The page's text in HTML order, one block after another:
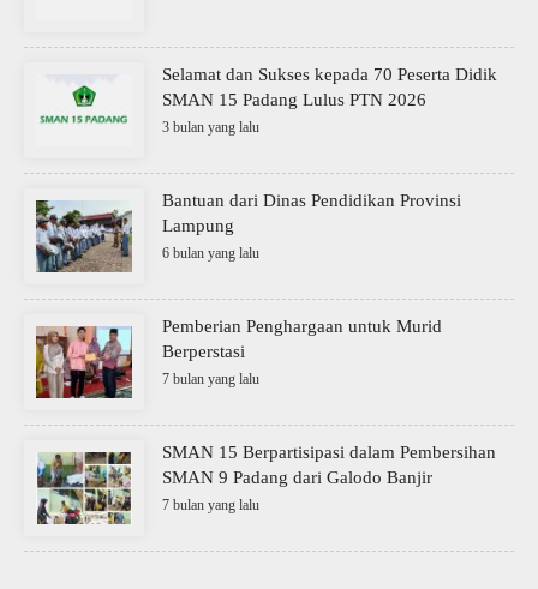
Selamat dan Sukses kepada 70 Peserta Didik
SMAN 15 Padang Lulus PTN 2026
3 bulan yang lalu
Bantuan dari Dinas Pendidikan Provinsi
Lampung
6 bulan yang lalu
Pemberian Penghargaan untuk Murid
Berperstasi
7 bulan yang lalu
SMAN 15 Berpartisipasi dalam Pembersihan
SMAN 9 Padang dari Galodo Banjir
7 bulan yang lalu